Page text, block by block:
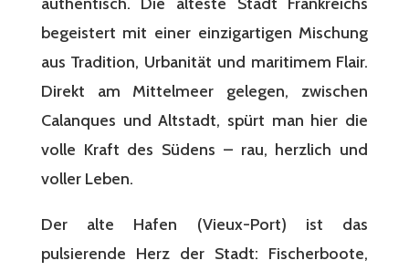
begeistert mit einer einzigartigen Mischung
aus Tradition, Urbanität und maritimem Flair.
Direkt am Mittelmeer gelegen, zwischen
Calanques und Altstadt, spürt man hier die
volle Kraft des Südens – rau, herzlich und
voller Leben.
Der alte Hafen (Vieux-Port) ist das
pulsierende Herz der Stadt: Fischerboote,